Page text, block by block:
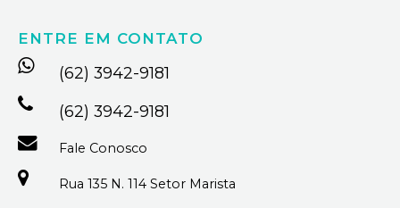
ENTRE EM CONTATO
(62) 3942-9181
(62) 3942-9181
Fale Conosco
Rua 135 N. 114 Setor Marista